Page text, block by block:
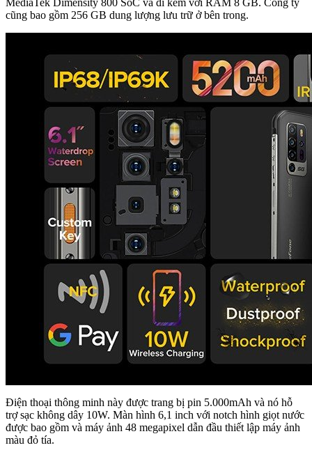
MediaTek Dimensity 800 SoC và đi kèm với RAM 8 GB. Công ty
cũng bao gồm 256 GB dung lượng lưu trữ ở bên trong.
Điện thoại thông minh này được trang bị pin 5.000mAh và nó hỗ
trợ sạc không dây 10W. Màn hình 6,1 inch với notch hình giọt nước
được bao gồm và máy ảnh 48 megapixel dẫn đầu thiết lập máy ảnh
màu đỏ tía.